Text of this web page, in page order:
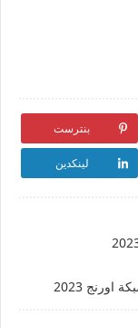
بنترست
لينكدين